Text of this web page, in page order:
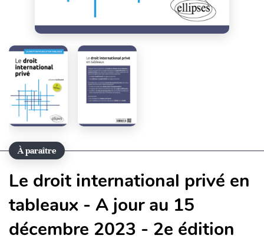
À paraître
Le droit international privé en
tableaux - A jour au 15
décembre 2023 - 2e édition